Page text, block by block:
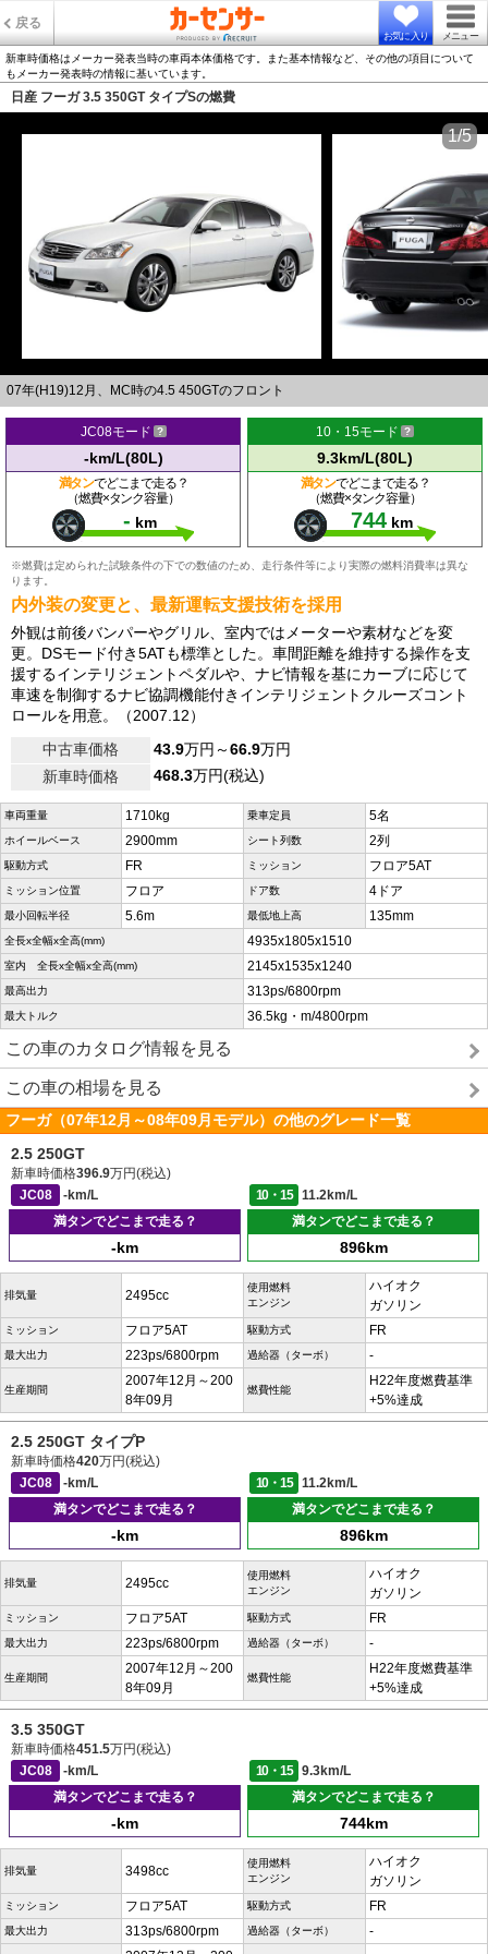
戻る
お気に入り メニュー
新車時価格はメーカー発表当時の車両本体価格です。また基本情報など、その他の項目について
もメーカー発表時の情報に基いています。
日産 フーガ 3.5 350GT タイプSの燃費
07年(H19)12月、MC時の4.5 450GTのフロント
1/5
JC08モード
-km/L(80L)
満タンでどこまで走る？
（燃費×タンク容量）
- km
10・15モード
9.3km/L(80L)
満タンでどこまで走る？
（燃費×タンク容量）
744 km
※燃費は定められた試験条件の下での数値のため、走行条件等により実際の燃料消費率は異な
ります。
内外装の変更と、最新運転支援技術を採用
外観は前後バンパーやグリル、室内ではメーターや素材などを変
更。DSモード付き5ATも標準とした。車間距離を維持する操作を支
援するインテリジェントペダルや、ナビ情報を基にカーブに応じて
車速を制御するナビ協調機能付きインテリジェントクルーズコント
ロールを用意。（2007.12）
中古車価格
43.9万円～66.9万円
新車時価格
468.3万円(税込)
車両重量 1710kg 乗車定員 5名
ホイールベース 2900mm シート列数 2列
駆動方式 FR ミッション フロア5AT
ミッション位置 フロア ドア数 4ドア
最小回転半径 5.6m 最低地上高 135mm
全長x全幅x全高(mm) 4935x1805x1510
室内 全長x全幅x全高(mm) 2145x1535x1240
最高出力 313ps/6800rpm
最大トルク 36.5kg・m/4800rpm
この車のカタログ情報を見る
この車の相場を見る
フーガ（07年12月～08年09月モデル）の他のグレード一覧
2.5 250GT
新車時価格396.9万円(税込)
JC08
-km/L 10・15
11.2km/L
満タンでどこまで走る？
-km
満タンでどこまで走る？
896km
排気量 2495cc
使用燃料
エンジン
ハイオク
ガソリン
ミッション フロア5AT 駆動方式 FR
最大出力 223ps/6800rpm 過給器（ターボ） -
生産期間
2007年12月～200
8年09月
燃費性能
H22年度燃費基準
+5%達成
2.5 250GT タイプP
新車時価格420万円(税込)
JC08
-km/L 10・15
11.2km/L
満タンでどこまで走る？
-km
満タンでどこまで走る？
896km
排気量 2495cc
使用燃料
エンジン
ハイオク
ガソリン
ミッション フロア5AT 駆動方式 FR
最大出力 223ps/6800rpm 過給器（ターボ） -
生産期間
2007年12月～200
8年09月
燃費性能
H22年度燃費基準
+5%達成
3.5 350GT
新車時価格451.5万円(税込)
JC08
-km/L 10・15
9.3km/L
満タンでどこまで走る？
-km
満タンでどこまで走る？
744km
排気量 3498cc
使用燃料
エンジン
ハイオク
ガソリン
ミッション フロア5AT 駆動方式 FR
最大出力 313ps/6800rpm 過給器（ターボ）
-